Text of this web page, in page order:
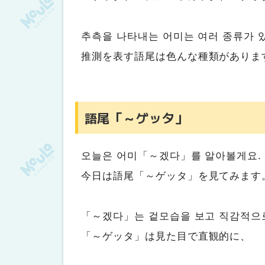
추측을 나타내는 어미는 여러 종류가
推測を表す語尾は色んな種類がありま
語尾「～ゲッタ」
오늘은 어미「～겠다」를 알아볼게요.
今日は語尾「～ゲッタ」を見てみます
「～겠다」는 겉모습을 보고 직감적으
「～ゲッタ」は見た目で直観的に、